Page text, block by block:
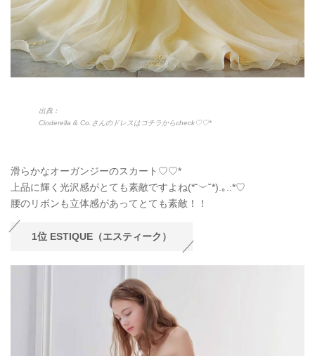
出典︰
Cinderella & Co.さんのドレスはコチラからcheck♡♡*
滑らかなオーガンジーのスカート♡♡*
上品に輝く光沢感がとても素敵ですよね(*˘︶˘*).｡.:*♡
腰のリボンも立体感があってとても素敵！！
1位 ESTIQUE（エスティーク）